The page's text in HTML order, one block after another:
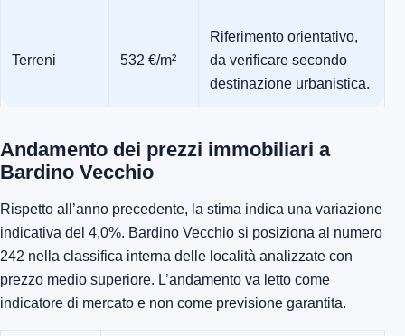
Terreni 532 €/m²
Riferimento orientativo,
da verificare secondo
destinazione urbanistica.
Andamento dei prezzi immobiliari a
Bardino Vecchio
Rispetto all’anno precedente, la stima indica una variazione
indicativa del 4,0%. Bardino Vecchio si posiziona al numero
242 nella classifica interna delle località analizzate con
prezzo medio superiore. L’andamento va letto come
indicatore di mercato e non come previsione garantita.